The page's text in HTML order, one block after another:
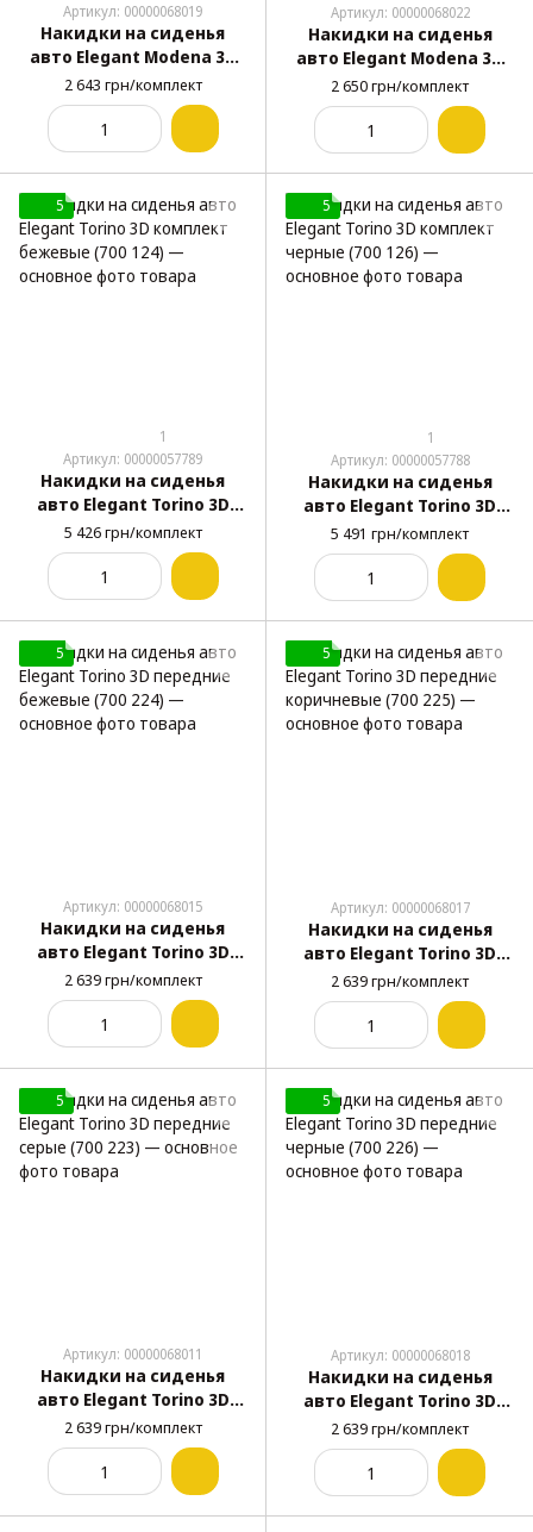
Артикул: 00000068019
Накидки на сиденья
авто Elegant Modena 3D
передние серые (700 233)
2 643 грн/комплект
Артикул: 00000068022
Накидки на сиденья
авто Elegant Modena 3D
передние черные (700
236)
2 650 грн/комплект
5
1
Артикул: 00000057789
Накидки на сиденья
авто Elegant Torino 3D
комплект бежевые (700
124)
5 426 грн/комплект
5
1
Артикул: 00000057788
Накидки на сиденья
авто Elegant Torino 3D
комплект черные (700
126)
5 491 грн/комплект
5
Артикул: 00000068015
Накидки на сиденья
авто Elegant Torino 3D
передние бежевые (700
224)
2 639 грн/комплект
5
Артикул: 00000068017
Накидки на сиденья
авто Elegant Torino 3D
передние коричневые
(700 225)
2 639 грн/комплект
5
Артикул: 00000068011
Накидки на сиденья
авто Elegant Torino 3D
передние серые (700 223)
2 639 грн/комплект
5
Артикул: 00000068018
Накидки на сиденья
авто Elegant Torino 3D
передние черные (700
226)
2 639 грн/комплект